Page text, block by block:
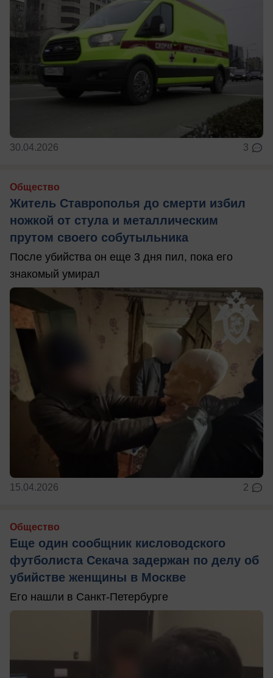
30.04.2026 3
Общество
Житель Ставрополья до смерти избил
ножкой от стула и металлическим
прутом своего собутыльника
После убийства он еще 3 дня пил, пока его
знакомый умирал
15.04.2026 2
Общество
Еще один сообщник кисловодского
футболиста Секача задержан по делу об
убийстве женщины в Москве
Его нашли в Санкт-Петербурге